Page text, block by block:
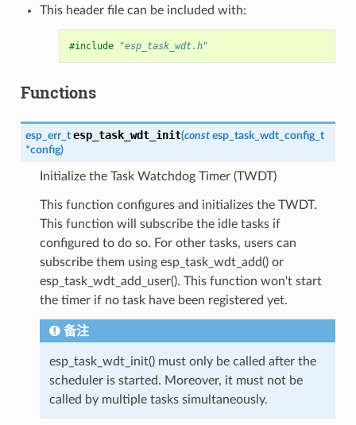
This header file can be included with:
#include "esp_task_wdt.h"
Functions
esp_err_t esp_task_wdt_init(const esp_task_wdt_config_t
*config)
Initialize the Task Watchdog Timer (TWDT)
This function configures and initializes the TWDT.
This function will subscribe the idle tasks if
configured to do so. For other tasks, users can
subscribe them using esp_task_wdt_add() or
esp_task_wdt_add_user(). This function won't start
the timer if no task have been registered yet.
备注
esp_task_wdt_init() must only be called after the
scheduler is started. Moreover, it must not be
called by multiple tasks simultaneously.